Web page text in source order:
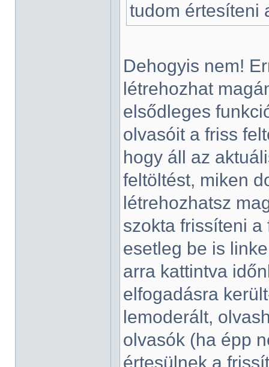
tudom értesíteni
Dehogyis nem!
létrehozhat
elsődleges
olvasóit a friss
hogy áll az
feltöltést, miken
létrehozhatsz
szokta frissíteni
esetleg be is
arra kattintva
elfogadásra
lemoderált,
olvasók (ha épp
értesülnek a